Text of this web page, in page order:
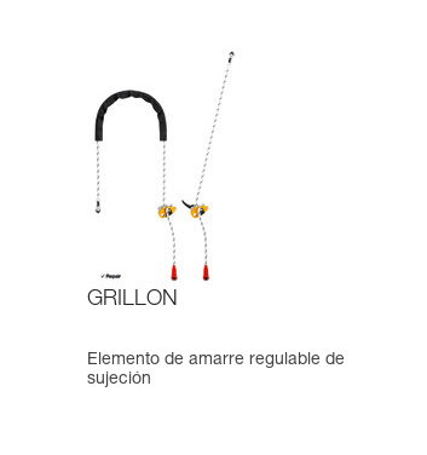
GRILLON
Elemento de amarre regulable de
sujeción